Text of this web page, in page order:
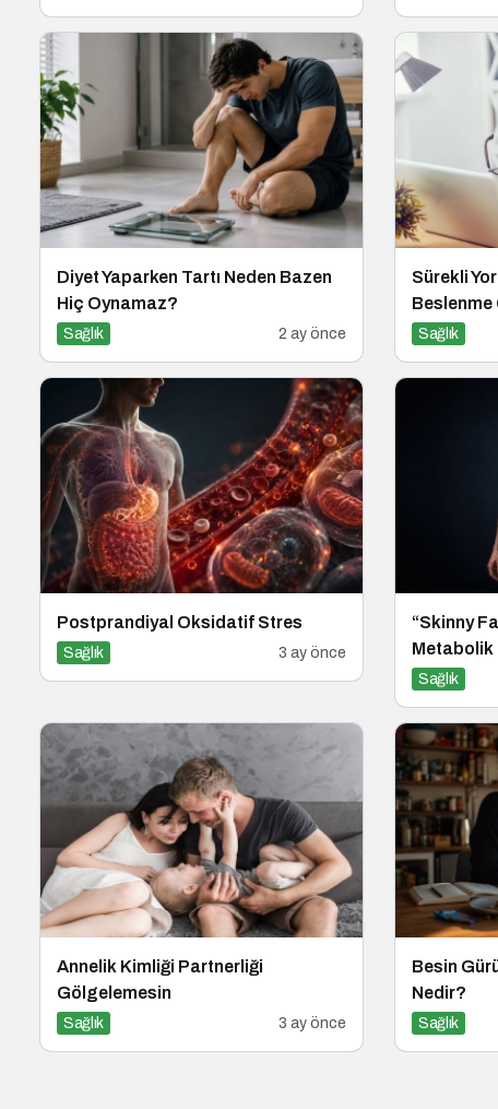
Diyet Yaparken Tartı Neden Bazen
Hiç Oynamaz?
Sağlık 2 ay önce
Sürekli
Beslenme
Sağlık
Postprandiyal Oksidatif Stres
Sağlık 3 ay önce
“Skinny
Metabolik
Sağlık
Annelik Kimliği Partnerliği
Gölgelemesin
Sağlık 3 ay önce
Besin
Nedir?
Sağlık